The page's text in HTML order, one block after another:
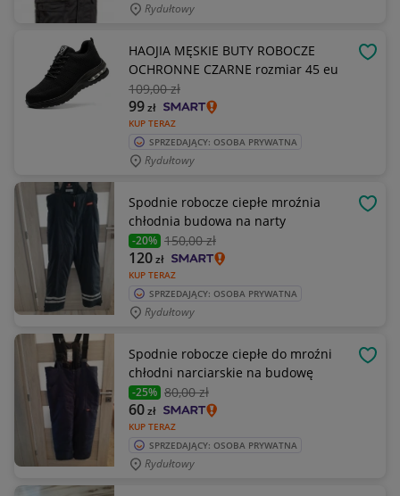
Rydułtowy
HAOJIA MĘSKIE BUTY ROBOCZE
OCHRONNE CZARNE rozmiar 45 eu
109,00 zł
KUP TERAZ
99zł
SPRZEDAJĄCY: OSOBA PRYWATNA
Rydułtowy
Spodnie robocze ciepłe mroźnia
chłodnia budowa na narty
-20% 150,00 zł
KUP TERAZ
120zł
SPRZEDAJĄCY: OSOBA PRYWATNA
Rydułtowy
Spodnie robocze ciepłe do mroźni
chłodni narciarskie na budowę
-25% 80,00 zł
KUP TERAZ
60zł
SPRZEDAJĄCY: OSOBA PRYWATNA
Rydułtowy